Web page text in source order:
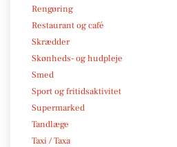
Rengøring
Restaurant og café
Skrædder
Skønheds- og hudpleje
Smed
Sport og fritidsaktivitet
Supermarked
Tandlæge
Taxi / Taxa